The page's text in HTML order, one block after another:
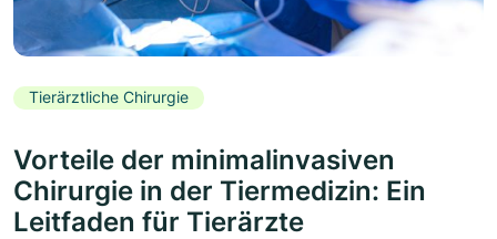
Tierärztliche Chirurgie
Vorteile der minimalinvasiven
Chirurgie in der Tiermedizin: Ein
Leitfaden für Tierärzte